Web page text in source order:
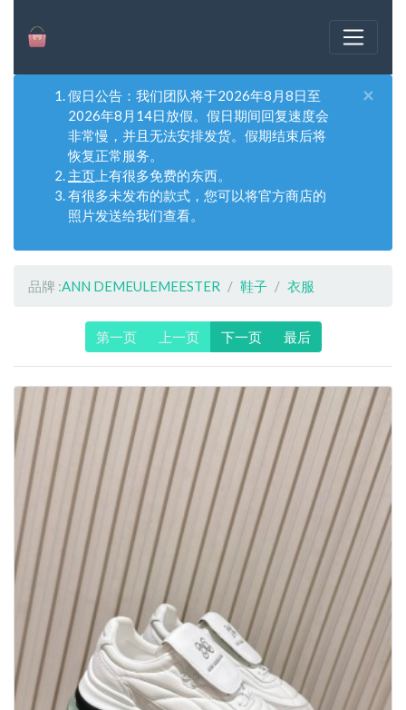
假日公告：我们团队将于2026年8月8日至
2026年8月14日放假。假日期间回复速度会
非常慢，并且无法安排发货。假期结束后将
恢复正常服务。
主页 上有很多免费的东西。
有很多未发布的款式，您可以将官方商店的
照片发送给我们查看。
×
品牌 :ANN DEMEULEMEESTER 鞋子 衣服
第一页 上一页 下一页 最后